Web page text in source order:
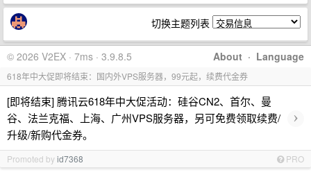
切换主题列表
About · Language
© 2026 V2EX · 7ms · 3.9.8.5
618年中大促即将结束：国内外VPS服务器，99元起，续费代金券
[即将结束] 腾讯云618年中大促活动：硅谷CN2、首尔、曼
谷、法兰克福、上海、广州VPS服务器，另可免费领取续费/
升级/新购代金券。
›
Promoted byid7368 PRO